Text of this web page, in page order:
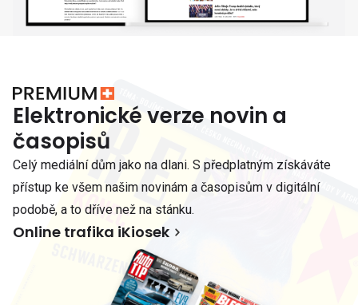
Elektronické verze novin a
časopisů
Celý mediální dům jako na dlani. S předplatným získáváte
přístup ke všem našim novinám a časopisům v digitální
podobě, a to dříve než na stánku.
Online trafika iKiosek